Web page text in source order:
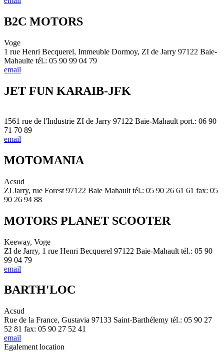
B2C MOTORS
Voge
1 rue Henri Becquerel, Immeuble Dormoy, ZI de Jarry 97122 Baie-
Mahaulte tél.: 05 90 99 04 79
email
JET FUN KARAIB-JFK
1561 rue de l'Industrie ZI de Jarry 97122 Baie-Mahault port.: 06 90
71 70 89
email
MOTOMANIA
Acsud
ZI Jarry, rue Forest 97122 Baie Mahault tél.: 05 90 26 61 61 fax: 05
90 26 94 88
MOTORS PLANET SCOOTER
Keeway, Voge
ZI de Jarry, 1 rue Henri Becquerel 97122 Baie-Mahault tél.: 05 90
99 04 79
email
BARTH'LOC
Acsud
Rue de la France, Gustavia 97133 Saint-Barthélemy tél.: 05 90 27
52 81 fax: 05 90 27 52 41
email
Egalement location